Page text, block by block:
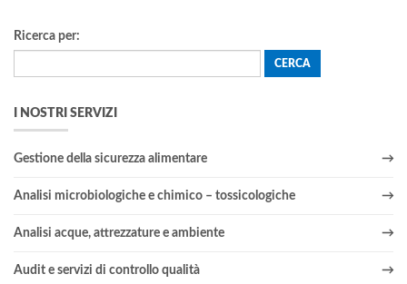
Ricerca per:
I NOSTRI SERVIZI
Gestione della sicurezza alimentare
Analisi microbiologiche e chimico – tossicologiche
Analisi acque, attrezzature e ambiente
Audit e servizi di controllo qualità